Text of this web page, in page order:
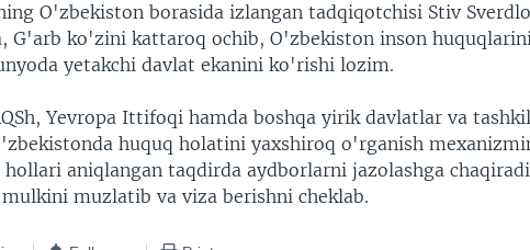
O'zbekiston borasida izlangan tadqiqotchisi Stiv
G'arb ko'zini kattaroq ochib, O'zbekiston inson
yetakchi davlat ekanini ko'rishi lozim.
Yevropa Ittifoqi hamda boshqa yirik davlatlar va
huquq holatini yaxshiroq o'rganish
aniqlangan taqdirda aydborlarni jazolashga
muzlatib va viza berishni cheklab.